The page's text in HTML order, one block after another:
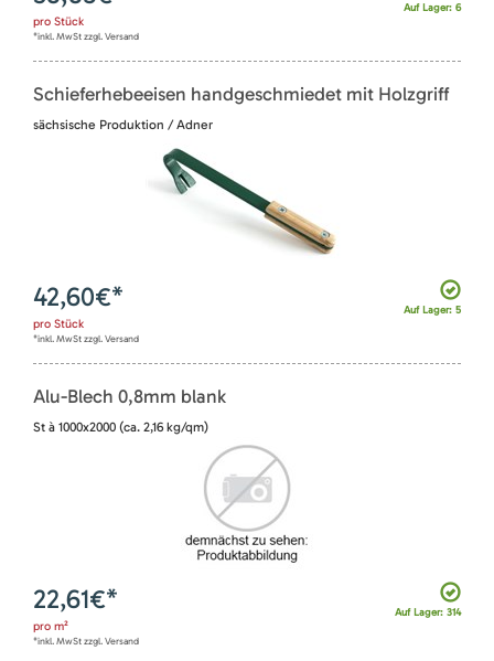
Auf Lager: 6
pro Stück
*inkl. MwSt zzgl. Versand
Schieferhebeeisen handgeschmiedet mit Holzgriff
sächsische Produktion / Adner
Auf Lager: 5
42,60€*
pro Stück
*inkl. MwSt zzgl. Versand
Alu-Blech 0,8mm blank
St à 1000x2000 (ca. 2,16 kg/qm)
Auf Lager: 314
22,61€*
pro m²
*inkl. MwSt zzgl. Versand